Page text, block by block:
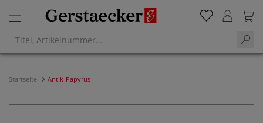
Startseite Antik-Papyrus